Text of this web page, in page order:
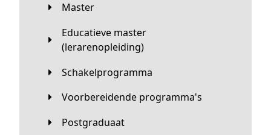
Master
Educatieve master
(lerarenopleiding)
Schakelprogramma
Voorbereidende programma's
Postgraduaat